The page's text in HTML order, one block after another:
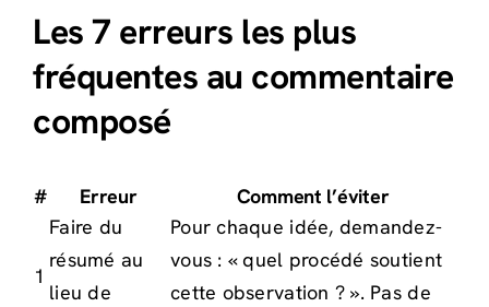
Les 7 erreurs les plus
fréquentes au commentaire
composé
# Erreur Comment l’éviter
1
Faire du
résumé au
lieu de
Pour chaque idée, demandez-
vous : « quel procédé soutient
cette observation ? ». Pas de